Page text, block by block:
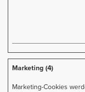
Marketing (4)
Marketing-Cookies